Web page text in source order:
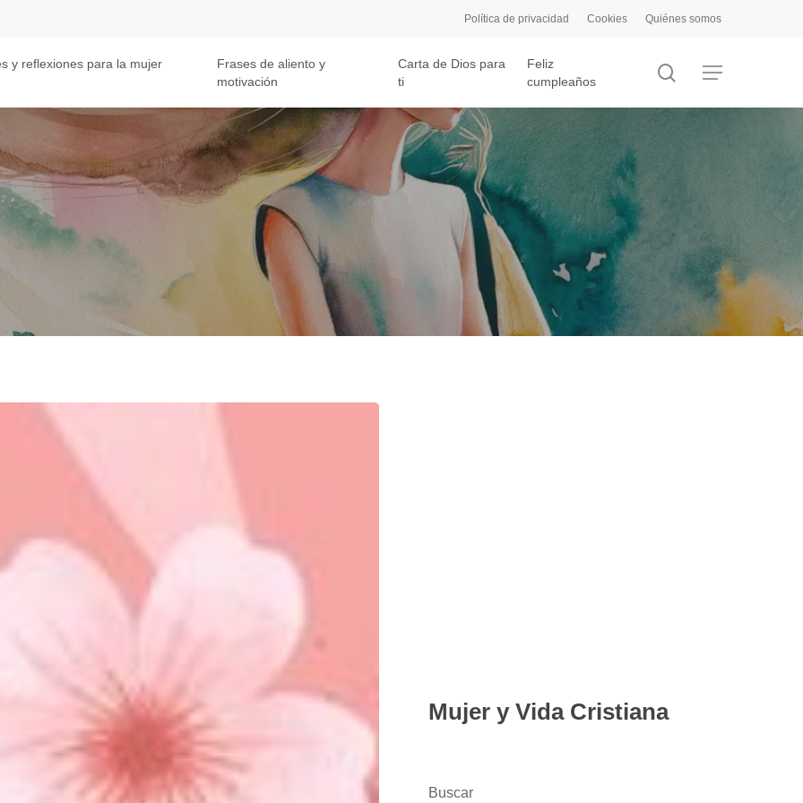
Política de privacidad Cookies Quiénes somos
y reflexiones para la mujer
Frases de aliento y
motivación
Carta de Dios para
ti
Feliz
cumpleaños
search
Menu
Mujer y Vida Cristiana
Buscar